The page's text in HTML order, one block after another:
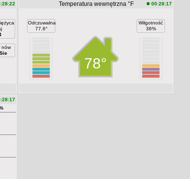
nów
Temperatura wewnętrzna °F 00:28:17
Odczuwalna
77.6°
78°
Wilgotność
36%